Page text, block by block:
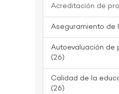
Acreditación de
Aseguramiento de
Autoevaluación de
(26)
Calidad de la
(26)